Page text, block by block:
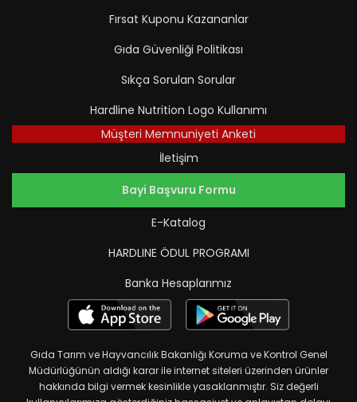
Fırsat Kuponu Kazananlar
Gıda Güvenliği Politikası
Sıkça Sorulan Sorular
Hardline Nutrition Logo Kullanımı
Müşteri Memnuniyeti Anketi
İletişim
Bayi Başvuru Formu
E-Katalog
HARDLINE ÖDUL PROGRAMI
Banka Hesaplarımız
Gıda Tarım ve Hayvancılık Bakanlığı Koruma ve Kontrol Genel
Müdürlüğünün aldığı karar ile internet siteleri üzerinden ürünler
hakkında bilgi vermek kesinlikle yasaklanmıştır. Siz değerli